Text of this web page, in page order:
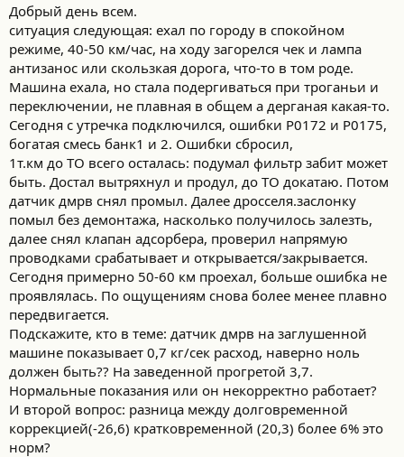
Добрый день всем.
ситуация следующая: ехал по городу в спокойном
режиме, 40-50 км/час, на ходу загорелся чек и лампа
антизанос или скользкая дорога, что-то в том роде.
Машина ехала, но стала подергиваться при троганьи и
переключении, не плавная в общем а дерганая какая-то.
Сегодня с утречка подключился, ошибки P0172 и P0175,
богатая смесь банк1 и 2. Ошибки сбросил,
1т.км до ТО всего осталась: подумал фильтр забит может
быть. Достал вытряхнул и продул, до ТО докатаю. Потом
датчик дмрв снял промыл. Далее дросселя.заслонку
помыл без демонтажа, насколько получилось залезть,
далее снял клапан адсорбера, проверил напрямую
проводками срабатывает и открывается/закрывается.
Сегодня примерно 50-60 км проехал, больше ошибка не
проявлялась. По ощущениям снова более менее плавно
передвигается.
Подскажите, кто в теме: датчик дмрв на заглушенной
машине показывает 0,7 кг/сек расход, наверно ноль
должен быть?? На заведенной прогретой 3,7.
Нормальные показания или он некорректно работает?
И второй вопрос: разница между долговременной
коррекцией(-26,6) кратковременной (20,3) более 6% это
норм?